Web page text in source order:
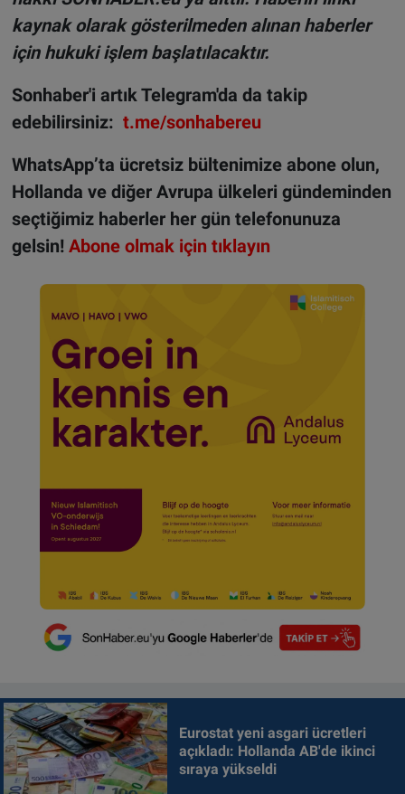
kaynak olarak gösterilmeden alınan haberler
için hukuki işlem başlatılacaktır.
Sonhaber'i artık Telegram'da da takip
edebilirsiniz: t.me/sonhabereu
WhatsApp’ta ücretsiz bültenimize abone olun,
Hollanda ve diğer Avrupa ülkeleri gündeminden
seçtiğimiz haberler her gün telefonunuza
gelsin! Abone olmak için tıklayın
Eurostat yeni asgari ücretleri
açıkladı: Hollanda AB'de ikinci
sıraya yükseldi